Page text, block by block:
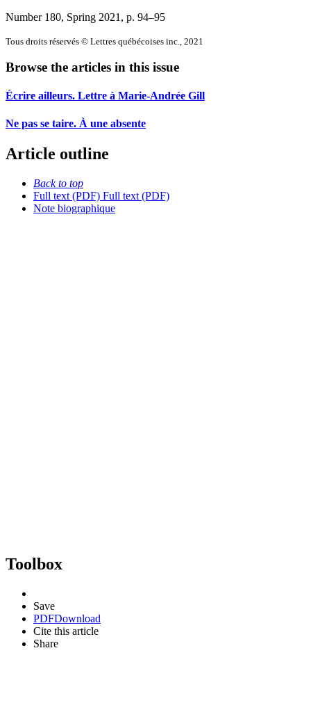
Number 180, Spring 2021 , p. 94–95
Tous droits réservés © Lettres québécoises inc., 2021
Browse the articles in this issue
Écrire ailleurs. Lettre à Marie-Andrée Gill
Ne pas se taire. À une absente
Article outline
Back to top
Full text (PDF) Full text (PDF)
Note biographique
Toolbox
Save
PDFDownload
Cite this article
Share